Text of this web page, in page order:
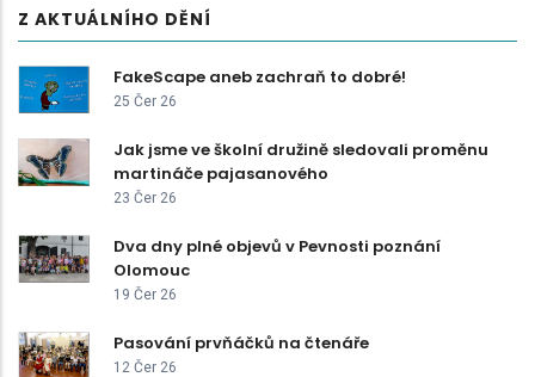
Z AKTUÁLNÍHO DĚNÍ
FakeScape aneb zachraň to dobré!
25 Čer 26
Jak jsme ve školní družině sledovali proměnu
martináče pajasanového
23 Čer 26
Dva dny plné objevů v Pevnosti poznání
Olomouc
19 Čer 26
Pasování prvňáčků na čtenáře
12 Čer 26